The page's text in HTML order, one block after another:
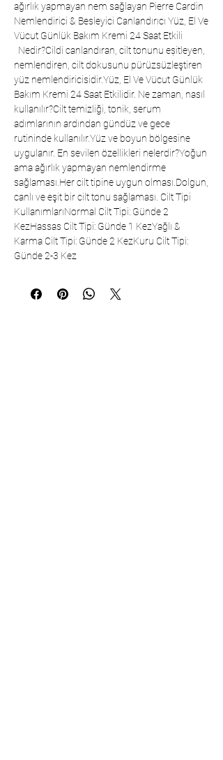
ağırlık yapmayan nem sağlayan Pierre Cardin
Nemlendirici & Besleyici Canlandırıcı Yüz, El Ve
Vücut Günlük Bakım Kremi 24 Saat Etkili
nemlendiren, cilt dokusunu pürüzsüzleştiren
yüz nemlendiricisidir.Yüz, El Ve Vücut Günlük
Bakım Kremi 24 Saat Etkilidir. Ne zaman, nasıl
kullanılır?Cilt temizliği, tonik, serum
adımlarının ardından gündüz ve gece
rutininde kullanılır.Yüz ve boyun bölgesine
uygulanır. En sevilen özellikleri nelerdir?Yoğun
ama ağırlık yapmayan nemlendirme
sağlaması.Her cilt tipine uygun olması.Dolgun,
canlı ve eşit bir cilt tonu sağlaması. Cilt Tipi
KullanımlarıNormal Cilt Tipi: Günde 2
KezHassas Cilt Tipi: Günde 1 KezYağlı &
Karma Cilt Tipi: Günde 2 KezKuru Cilt Tipi:
Günde 2-3 Kez